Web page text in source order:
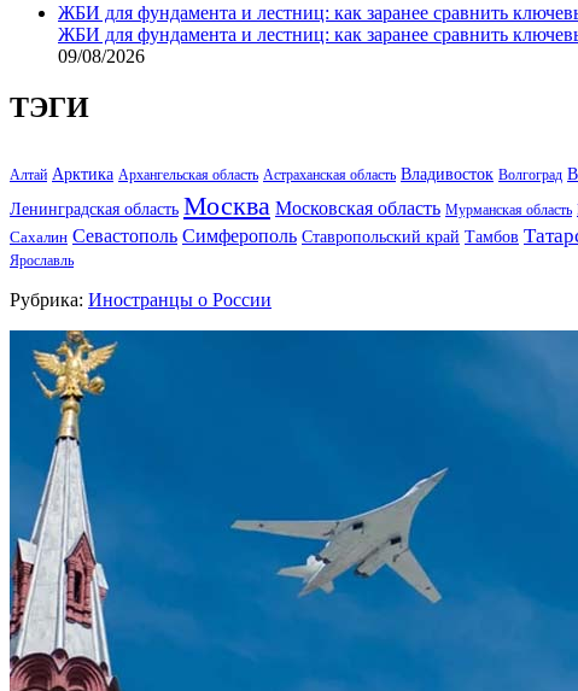
ЖБИ для фундамента и лестниц: как заранее сравнить
ЖБИ для фундамента и лестниц: как заранее сравнить
09/08/2026
ТЭГИ
Алтай Арктика Архангельская область Астраханская область Владивосток Волгоград
Ленинградская область Москва Московская область Мурманская область
Сахалин Севастополь Симферополь Ставропольский край Тамбов
Ярославль
Рубрика: Иностранцы о России